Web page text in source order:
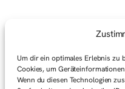
Um dir ein optimales Erlebnis zu
Cookies, um
Wenn du diesen Technologien
Wir hätten Vey